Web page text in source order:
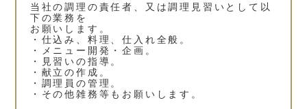
当社の調理の責任者、又は調理見習いとして以
下の業務を
お願いします。
・仕込み、料理、仕入れ全般。
・メニュー開発・企画。
・見習いの指導。
・献立の作成。
・調理員の管理。
・その他雑務等もお願いします。